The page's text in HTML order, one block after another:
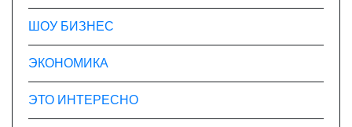
ШОУ БИЗНЕС
ЭКОНОМИКА
ЭТО ИНТЕРЕСНО